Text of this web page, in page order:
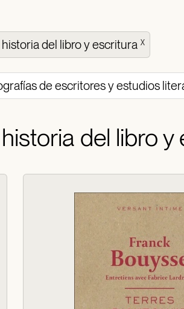
del libro y escritura X
de escritores y estudios
del libro y